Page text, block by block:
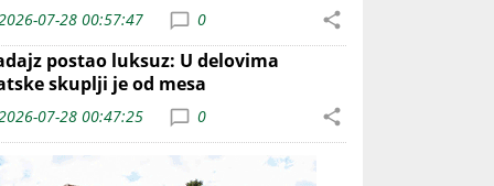
07-28 00:57:47 0
postao luksuz: U delovima
skuplji je od mesa
07-28 00:47:25 0